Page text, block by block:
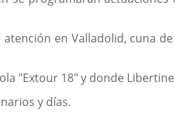
en Valladolid, cuna
"Extour 18" y donde
y días.